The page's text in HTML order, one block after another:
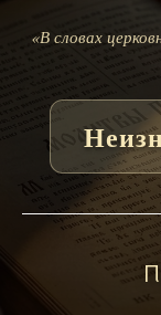
«В словах